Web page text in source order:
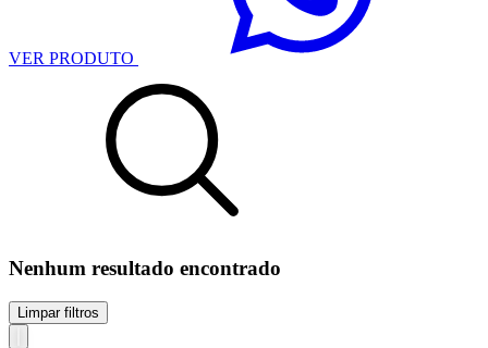
VER PRODUTO
Nenhum resultado encontrado
Limpar filtros